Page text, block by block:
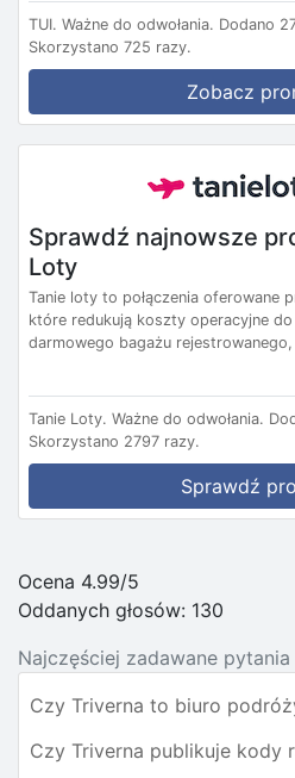
TUI. Ważne do odwołania. Dodano
Skorzystano 725 razy.
Zobacz
Sprawdź najnowsze
Loty
Tanie loty to połączenia oferowane
które redukują koszty operacyjne
darmowego bagażu rejestrowanego,
Tanie Loty. Ważne do odwołania.
Skorzystano 2797 razy.
Sprawdź
Ocena 4.99/5
Oddanych głosów: 130
Najczęściej zadawane pytania
Czy Triverna to biuro
Czy Triverna publikuje kody